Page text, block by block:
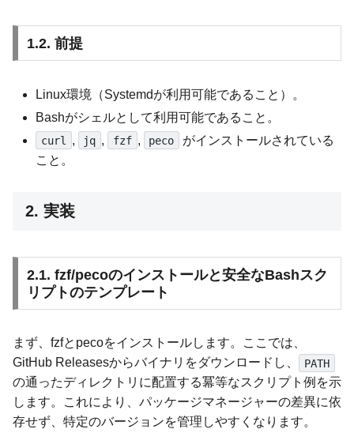
1.2. 前提
Linux環境（Systemdが利用可能であること）。
Bashがシェルとして利用可能であること。
curl , jq , fzf , peco
がインストールされている
こと。
2. 実装
2.1. fzf/pecoのインストールと安全なBashスク
リプトのテンプレート
まず、fzfとpecoをインストールします。ここでは、
GitHub Releasesからバイナリをダウンロードし、
PATH
の通ったディレクトリに配置する冪等なスクリプト例を示
します。これにより、パッケージマネージャーの差異に依
存せず、特定のバージョンを管理しやすくなります。